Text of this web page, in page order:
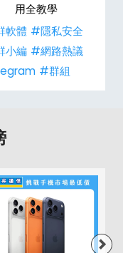
用全教學
軟體 #隱私安全
小編 #網路熱議
#群組